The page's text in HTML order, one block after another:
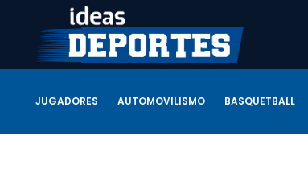
JUGADORES AUTOMOVILISMO BASQUETBALL